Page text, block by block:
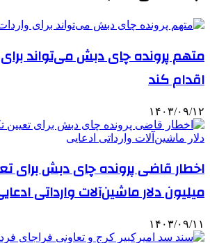
متهم پرونده چای دبش می‌تواند برای
اقدام کند
۱۴۰۳/۰۹/۱۲
میلیون دلار ماشین‌آلات وارداتی
۱۴۰۳/۰۹/۱۱